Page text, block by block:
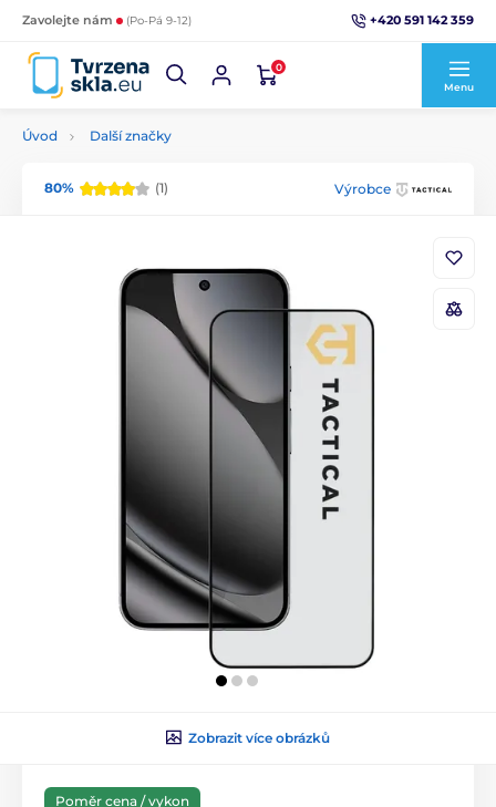
Zavolejte nám (Po-Pá 9-12) +420 591 142 359
0
Menu
Úvod Další značky
80% (1) Výrobce
Zobrazit více obrázků
Poměr cena / vykon